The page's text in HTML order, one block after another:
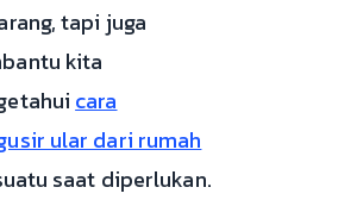
tapi juga
kita
cara
ular dari rumah
saat diperlukan.